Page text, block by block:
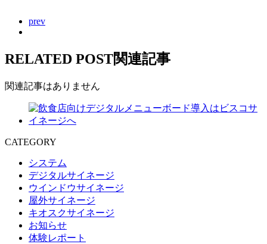
prev
RELATED POST関連記事
関連記事はありません
CATEGORY
システム
デジタルサイネージ
ウインドウサイネージ
屋外サイネージ
キオスクサイネージ
お知らせ
体験レポート